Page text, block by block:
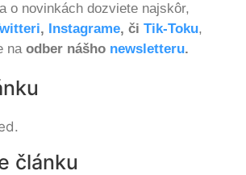
o novinkách dozviete najskôr,
, Instagrame, či Tik-Toku,
na odber nášho newsletteru.
článku